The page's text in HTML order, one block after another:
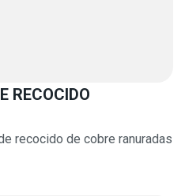
RECOCIDO
recocido de cobre ranuradas